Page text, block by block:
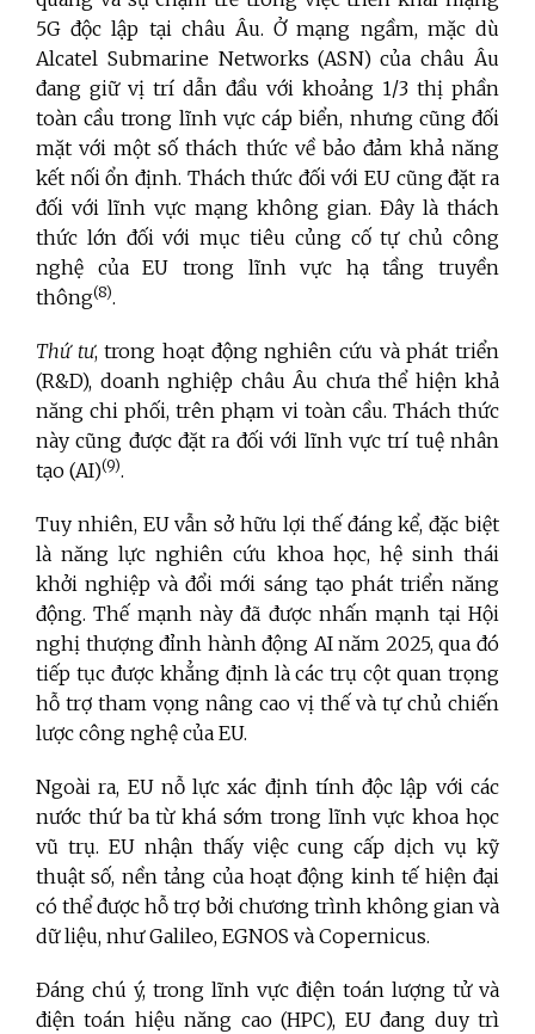
5G độc lập tại châu Âu. Ở mạng ngầm, mặc dù
Alcatel Submarine Networks (ASN) của châu Âu
đang giữ vị trí dẫn đầu với khoảng 1/3 thị phần
toàn cầu trong lĩnh vực cáp biển, nhưng cũng đối
mặt với một số thách thức về bảo đảm khả năng
kết nối ổn định. Thách thức đối với EU cũng đặt ra
đối với lĩnh vực mạng không gian. Đây là thách
thức lớn đối với mục tiêu củng cố tự chủ công
nghệ của EU trong lĩnh vực hạ tầng truyền
thông(8).
Thứ tư, trong hoạt động nghiên cứu và phát triển
(R&D), doanh nghiệp châu Âu chưa thể hiện khả
năng chi phối, trên phạm vi toàn cầu. Thách thức
này cũng được đặt ra đối với lĩnh vực trí tuệ nhân
tạo (AI)(9).
Tuy nhiên, EU vẫn sở hữu lợi thế đáng kể, đặc biệt
là năng lực nghiên cứu khoa học, hệ sinh thái
khởi nghiệp và đổi mới sáng tạo phát triển năng
động. Thế mạnh này đã được nhấn mạnh tại Hội
nghị thượng đỉnh hành động AI năm 2025, qua đó
tiếp tục được khẳng định là các trụ cột quan trọng
hỗ trợ tham vọng nâng cao vị thế và tự chủ chiến
lược công nghệ của EU.
Ngoài ra, EU nỗ lực xác định tính độc lập với các
nước thứ ba từ khá sớm trong lĩnh vực khoa học
vũ trụ. EU nhận thấy việc cung cấp dịch vụ kỹ
thuật số, nền tảng của hoạt động kinh tế hiện đại
có thể được hỗ trợ bởi chương trình không gian và
dữ liệu, như Galileo, EGNOS và Copernicus.
Đáng chú ý, trong lĩnh vực điện toán lượng tử và
điện toán hiệu năng cao (HPC), EU đang duy trì